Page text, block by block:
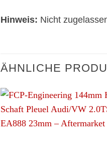
Hinweis: Nicht
ÄHNLICHE